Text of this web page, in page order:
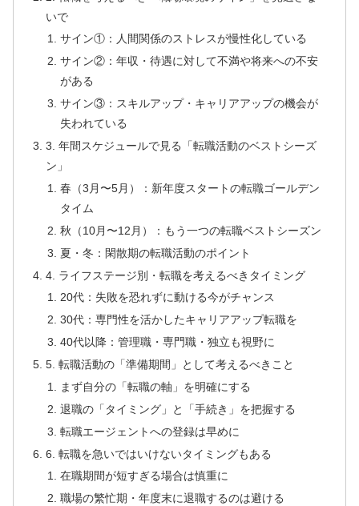
いで
サイン①：人間関係のストレスが慢性化している
サイン②：年収・待遇に対して不満や将来への不安
がある
サイン③：スキルアップ・キャリアアップの機会が
失われている
3. 年間スケジュールで見る「転職活動のベストシーズ
ン」
春（3月〜5月）：新年度スタートの転職ゴールデン
タイム
秋（10月〜12月）：もう一つの転職ベストシーズン
夏・冬：閑散期の転職活動のポイント
4. ライフステージ別・転職を考えるべきタイミング
20代：失敗を恐れずに動ける今がチャンス
30代：専門性を活かしたキャリアアップ転職を
40代以降：管理職・専門職・独立も視野に
5. 転職活動の「準備期間」として考えるべきこと
まず自分の「転職の軸」を明確にする
退職の「タイミング」と「手続き」を把握する
転職エージェントへの登録は早めに
6. 転職を急いではいけないタイミングもある
在職期間が短すぎる場合は慎重に
職場の繁忙期・年度末に退職するのは避ける